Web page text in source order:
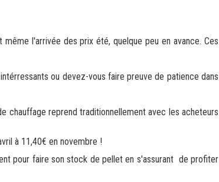
l'arrivée des prix été, quelque peu en avance. Ces
ou devez-vous faire preuve de patience dans
chauffage reprend traditionnellement avec les acheteurs
à 11,40€ en novembre !
pour faire son stock de pellet en s'assurant de profiter